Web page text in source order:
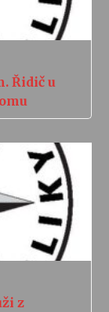
Řidič u
z